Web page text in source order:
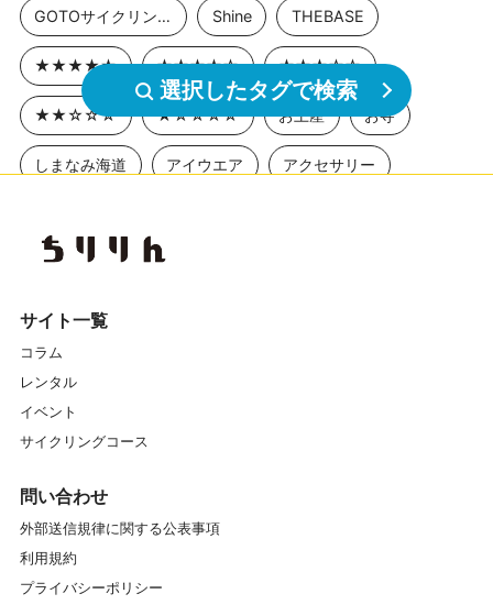
GOTOサイクリングスポット Shine THEBASE
★★★★★ ★★★★☆ ★★★☆☆
★★☆☆☆ ★☆☆☆☆ お土産 お寺
しまなみ海道 アイウエア アクセサリー
エクササイズ
カスイチ
ガイドツアー
キッズスクール
グローブ
サイクリング
選択したタグで検索
サイト一覧
コラム
レンタル
イベント
サイクリングコース
問い合わせ
外部送信規律に関する公表事項
利用規約
プライバシーポリシー